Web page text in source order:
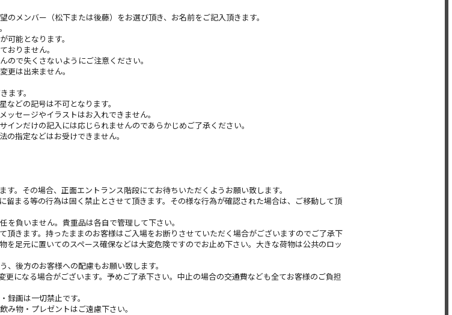
メンバー（松下または後藤）をお選び頂き、お名前をご記入頂きます。
能となります。
おりません。
で失くさないようにご注意ください。
は出来ません。
ます。
どの記号は不可となります。
セージやイラストはお入れできません。
ンだけの記入には応じられませんのであらかじめご了承ください。
指定などはお受けできません。
。その場合、正面エントランス階段にてお待ちいただくようお願い致します。
まる等の行為は固く禁止とさせて頂きます。その様な行為が確認された場合は、ご移動して頂
負いません。貴重品は各自で管理して下さい。
きます。持ったままのお客様はご入場をお断りさせていただく場合がございますのでご了承下
足元に置いてのスペース確保などは大変危険ですのでお止め下さい。大きな荷物は公共のロッ
後方のお客様への配慮もお願い致します。
になる場合がございます。予めご了承下さい。中止の場合の交通費なども全てお客様のご負担
画は一切禁止です。
物・プレゼントはご遠慮下さい。